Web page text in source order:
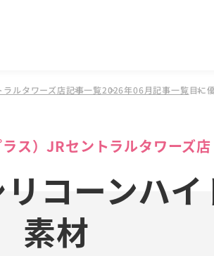
ルタワーズ店記事一覧2026年06月記事一覧目に
ス）JRセントラルタワーズ店
コーンハ
素材